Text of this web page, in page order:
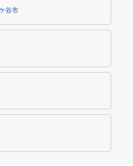
谷市